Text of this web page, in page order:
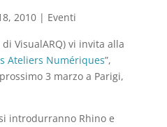
2010| Eventi
VisualARQ) vi invita alla
Ateliers Numériques”,
3 marzo a Parigi,
introdurranno Rhino e